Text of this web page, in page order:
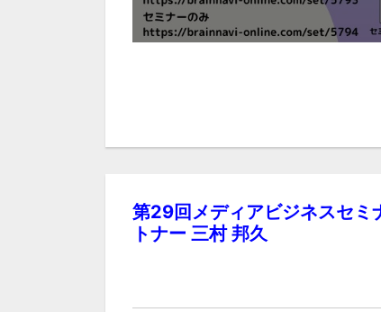
第29回メディアビジネスセミ
トナー 三村 邦久